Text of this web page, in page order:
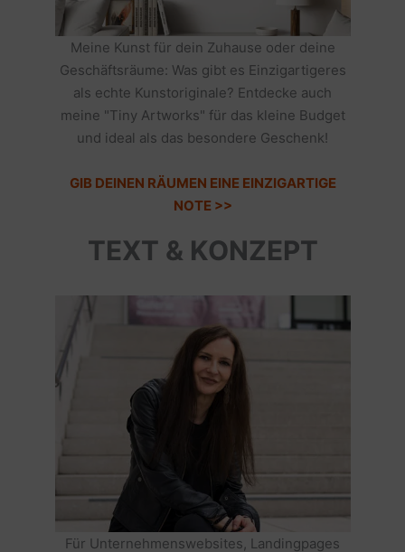
Meine Kunst für dein Zuhause oder deine
Geschäftsräume: Was gibt es Einzigartigeres
als echte Kunstoriginale? Entdecke auch
meine "Tiny Artworks" für das kleine Budget
und ideal als das besondere Geschenk!
GIB DEINEN RÄUMEN EINE EINZIGARTIGE
NOTE >>
TEXT & KONZEPT
Für Unternehmenswebsites, Landingpages